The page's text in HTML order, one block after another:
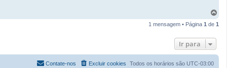
l
1 mensagem • Página 1 de 1
Ir para
Todos os horários são UTC-03:00
Excluir cookies
Contate-nos